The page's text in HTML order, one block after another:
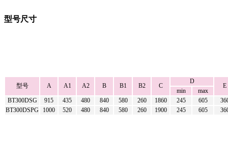
型号尺寸
型号 A A1 A2 B B1 B2 C
D
E
min
max
BT300DSG
915 435 480 840 580 260 1860 245 605
BT300DSPG
1000 520 480 840 580 260 1900 245 605